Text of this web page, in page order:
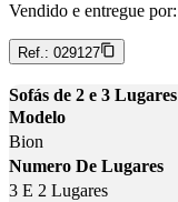
Vendido e entregue por:
Ref.: 029127
Sofás de 2 e 3 Lugares
Modelo
Bion
Numero De Lugares
3 E 2 Lugares